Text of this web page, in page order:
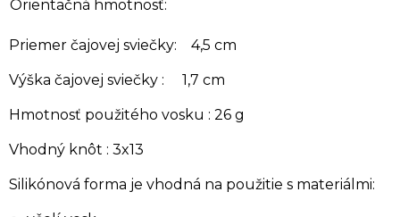
Orientačná hmotnosť:
Priemer čajovej sviečky: 4,5 cm
Výška čajovej sviečky : 1,7 cm
Hmotnosť použitého vosku : 26 g
Vhodný knôt : 3x13
Silikónová forma je vhodná na použitie s materiálmi: